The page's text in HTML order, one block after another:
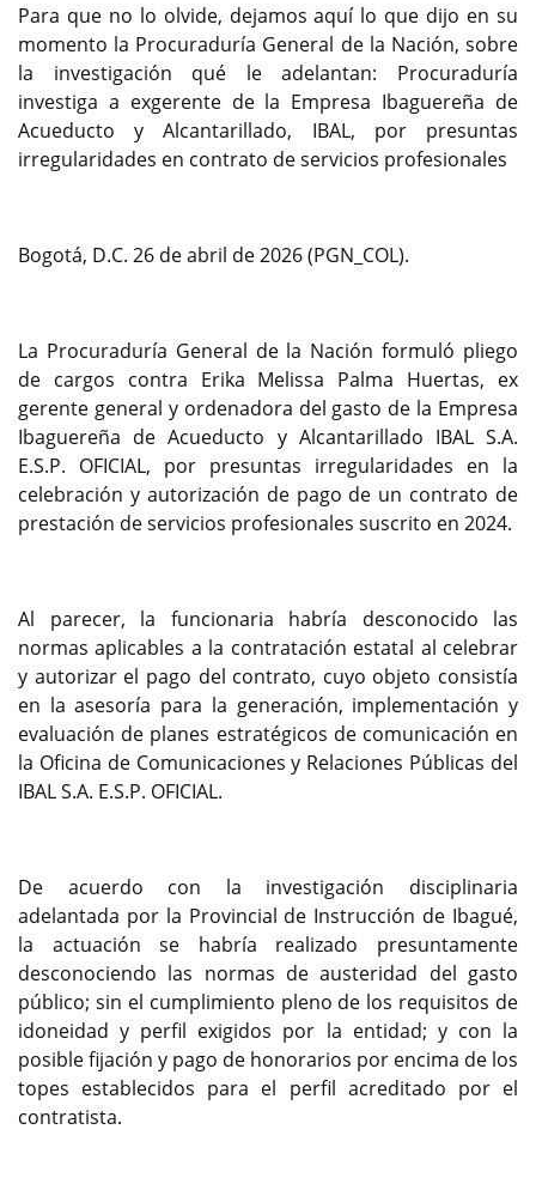
Para que no lo olvide, dejamos aquí lo que dijo en su
momento la Procuraduría General de la Nación, sobre
la investigación qué le adelantan: Procuraduría
investiga a exgerente de la Empresa Ibaguereña de
Acueducto y Alcantarillado, IBAL, por presuntas
irregularidades en contrato de servicios profesionales
Bogotá, D.C. 26 de abril de 2026 (PGN_COL).
La Procuraduría General de la Nación formuló pliego
de cargos contra Erika Melissa Palma Huertas, ex
gerente general y ordenadora del gasto de la Empresa
Ibaguereña de Acueducto y Alcantarillado IBAL S.A.
E.S.P. OFICIAL, por presuntas irregularidades en la
celebración y autorización de pago de un contrato de
prestación de servicios profesionales suscrito en 2024.
Al parecer, la funcionaria habría desconocido las
normas aplicables a la contratación estatal al celebrar
y autorizar el pago del contrato, cuyo objeto consistía
en la asesoría para la generación, implementación y
evaluación de planes estratégicos de comunicación en
la Oficina de Comunicaciones y Relaciones Públicas del
IBAL S.A. E.S.P. OFICIAL.
De acuerdo con la investigación disciplinaria
adelantada por la Provincial de Instrucción de Ibagué,
la actuación se habría realizado presuntamente
desconociendo las normas de austeridad del gasto
público; sin el cumplimiento pleno de los requisitos de
idoneidad y perfil exigidos por la entidad; y con la
posible fijación y pago de honorarios por encima de los
topes establecidos para el perfil acreditado por el
contratista.